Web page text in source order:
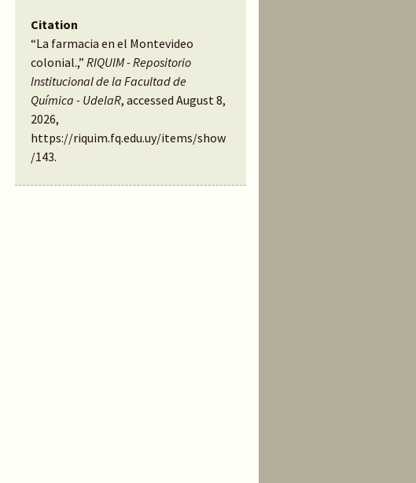
Citation
“La farmacia en el Montevideo
colonial.,”RIQUIM - Repositorio
Institucional de la Facultad de
Química - UdelaR, accessed August 8,
2026,
https://riquim.fq.edu.uy/items/show
/143.